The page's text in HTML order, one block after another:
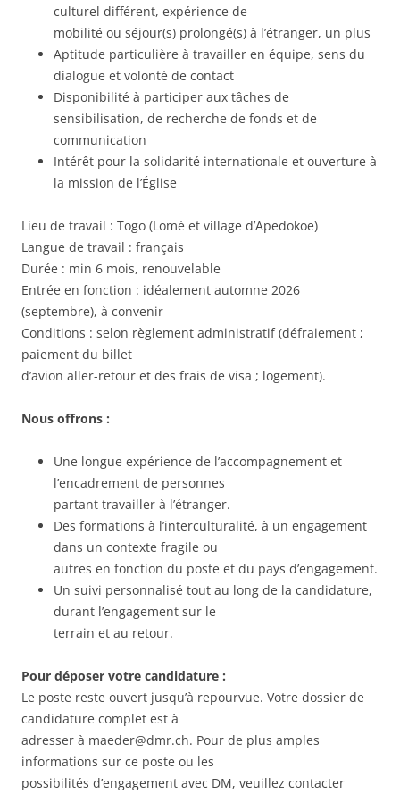
culturel différent, expérience de
mobilité ou séjour(s) prolongé(s) à l’étranger, un plus
Aptitude particulière à travailler en équipe, sens du
dialogue et volonté de contact
Disponibilité à participer aux tâches de
sensibilisation, de recherche de fonds et de
communication
Intérêt pour la solidarité internationale et ouverture à
la mission de l’Église
Lieu de travail : Togo (Lomé et village d’Apedokoe)
Langue de travail : français
Durée : min 6 mois, renouvelable
Entrée en fonction : idéalement automne 2026
(septembre), à convenir
Conditions : selon règlement administratif (défraiement ;
paiement du billet
d’avion aller-retour et des frais de visa ; logement).
Nous offrons :
Une longue expérience de l’accompagnement et
l’encadrement de personnes
partant travailler à l’étranger.
Des formations à l’interculturalité, à un engagement
dans un contexte fragile ou
autres en fonction du poste et du pays d’engagement.
Un suivi personnalisé tout au long de la candidature,
durant l’engagement sur le
terrain et au retour.
Pour déposer votre candidature :
Le poste reste ouvert jusqu’à repourvue. Votre dossier de
candidature complet est à
adresser à maeder@dmr.ch. Pour de plus amples
informations sur ce poste ou les
possibilités d’engagement avec DM, veuillez contacter